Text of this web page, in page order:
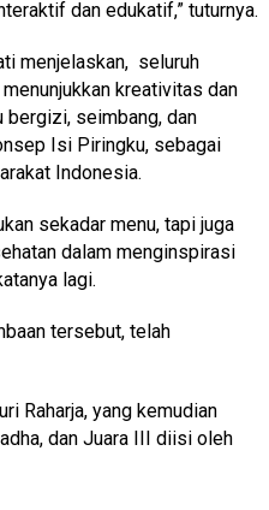
dan edukatif,” tuturnya.
menjelaskan, seluruh
kreativitas dan
bergizi, seimbang, dan
Isi Piringku, sebagai
Indonesia.
sekadar menu, tapi juga
dalam menginspirasi
lagi.
tersebut, telah
Raharja, yang kemudian
dan Juara III diisi oleh